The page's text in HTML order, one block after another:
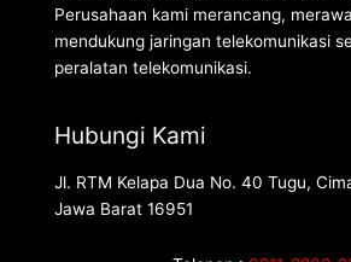
Perusahaan kami merancang,
mendukung jaringan telekomunikasi
peralatan telekomunikasi.
Hubungi Kami
Jl. RTM Kelapa Dua No. 40 Tugu,
Jawa Barat 16951